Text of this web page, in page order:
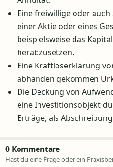
Eine freiwillige oder
einer Aktie oder eines
beispielsweise das
herabzusetzen.
Eine Kraftloserklärung
abhanden gekommen
Die Deckung von
eine Investitionsobjekt
Erträge, als Abschreibung
0 Kommentare
Hast du eine Frage oder ein